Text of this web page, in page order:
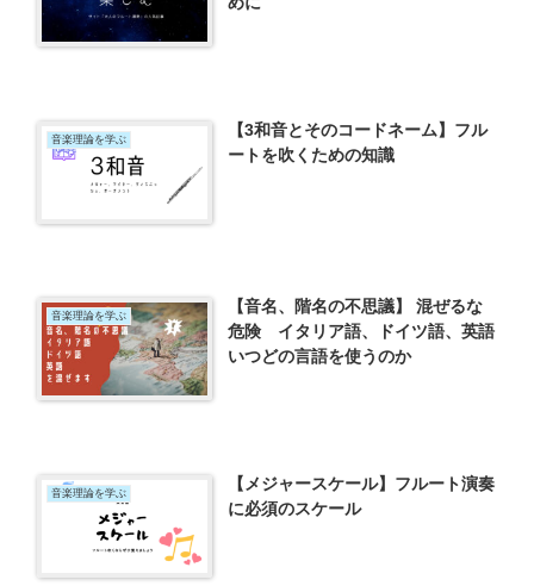
音楽理論を学ぶ
【3和音とそのコードネーム】フル
ートを吹くための知識
音楽理論を学ぶ
【音名、階名の不思議】 混ぜるな
危険 イタリア語、ドイツ語、英語
いつどの言語を使うのか
音楽理論を学ぶ
【メジャースケール】フルート演奏
に必須のスケール